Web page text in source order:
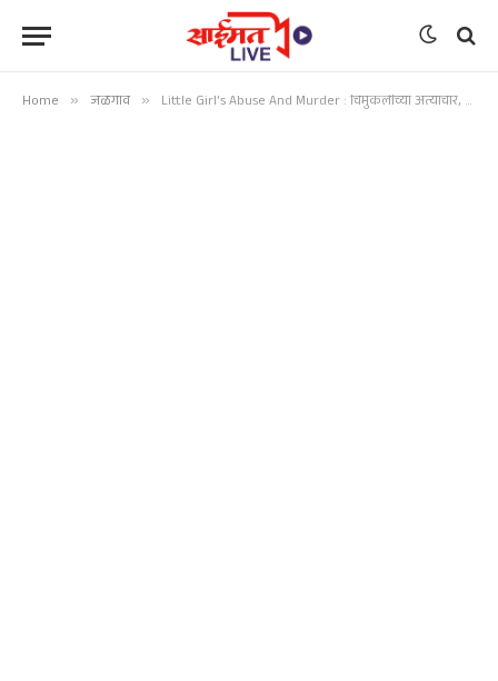
Home » जळगाव » Little Girl’s Abuse And Murder : चिमुकलीच्या अत्याचार, हत्या प्रकरणी आरोपीवर कठोर कारवाई करा